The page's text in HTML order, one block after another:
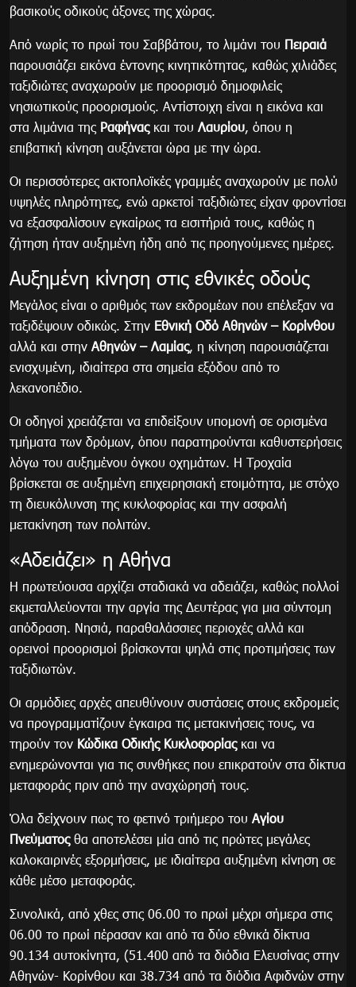
βασικούς οδικούς άξονες της χώρας.
Από νωρίς το πρωί του Σαββάτου, το λιμάνι του Πειραιά
παρουσιάζει εικόνα έντονης κινητικότητας, καθώς χιλιάδες
ταξιδιώτες αναχωρούν με προορισμό δημοφιλείς
νησιωτικούς προορισμούς. Αντίστοιχη είναι η εικόνα και
στα λιμάνια της Ραφήναςκαι του Λαυρίου, όπου η
επιβατική κίνηση αυξάνεται ώρα με την ώρα.
Οι περισσότερες ακτοπλοϊκές γραμμές αναχωρούν με πολύ
υψηλές πληρότητες, ενώ αρκετοί ταξιδιώτες είχαν φροντίσει
να εξασφαλίσουν εγκαίρως τα εισιτήριά τους, καθώς η
ζήτηση ήταν αυξημένη ήδη από τις προηγούμενες ημέρες.
Αυξημένη κίνηση στις εθνικές οδούς
Μεγάλος είναι ο αριθμός των εκδρομέων που επέλεξαν να
ταξιδέψουν οδικώς. Στην Εθνική Οδό Αθηνών – Κορίνθου
αλλά και στην Αθηνών – Λαμίας, η κίνηση παρουσιάζεται
ενισχυμένη, ιδιαίτερα στα σημεία εξόδου από το
λεκανοπέδιο.
Οι οδηγοί χρειάζεται να επιδείξουν υπομονή σε ορισμένα
τμήματα των δρόμων, όπου παρατηρούνται καθυστερήσεις
λόγω του αυξημένου όγκου οχημάτων. Η Τροχαία
βρίσκεται σε αυξημένη επιχειρησιακή ετοιμότητα, με στόχο
τη διευκόλυνση της κυκλοφορίας και την ασφαλή
μετακίνηση των πολιτών.
«Αδειάζει» η Αθήνα
Η πρωτεύουσα αρχίζει σταδιακά να αδειάζει, καθώς πολλοί
εκμεταλλεύονται την αργία της Δευτέρας για μια σύντομη
απόδραση. Νησιά, παραθαλάσσιες περιοχές αλλά και
ορεινοί προορισμοί βρίσκονται ψηλά στις προτιμήσεις των
ταξιδιωτών.
Οι αρμόδιες αρχές απευθύνουν συστάσεις στους εκδρομείς
να προγραμματίζουν έγκαιρα τις μετακινήσεις τους, να
τηρούν τον Κώδικα Οδικής Κυκλοφορίαςκαι να
ενημερώνονται για τις συνθήκες που επικρατούν στα δίκτυα
μεταφοράς πριν από την αναχώρησή τους.
Όλα δείχνουν πως το φετινό τριήμερο του Αγίου
Πνεύματοςθα αποτελέσει μία από τις πρώτες μεγάλες
καλοκαιρινές εξορμήσεις, με ιδιαίτερα αυξημένη κίνηση σε
κάθε μέσο μεταφοράς.
Συνολικά, από χθες στις 06.00 το πρωί μέχρι σήμερα στις
06.00 το πρωί πέρασαν και από τα δύο εθνικά δίκτυα
90.134 αυτοκίνητα, (51.400 από τα διόδια Ελευσίνας στην
Αθηνών- Κορίνθου και 38.734 από τα διόδια Αφιδνών στην